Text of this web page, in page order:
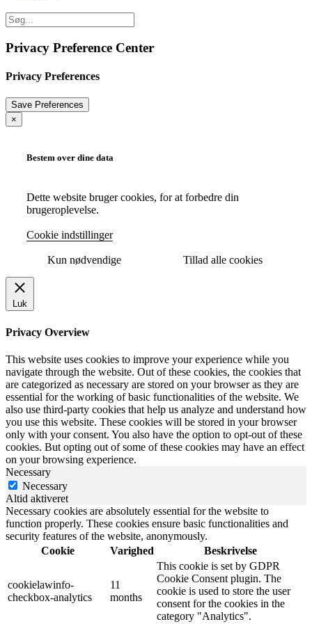
Privacy Preference Center
Privacy Preferences
×
Bestem over dine data
Dette website bruger cookies, for at forbedre din
brugeroplevelse.
Cookie indstillinger
Kun nødvendige Tillad alle cookies
Luk
Privacy Overview
This website uses cookies to improve your experience while you
navigate through the website. Out of these cookies, the cookies that
are categorized as necessary are stored on your browser as they are
essential for the working of basic functionalities of the website. We
also use third-party cookies that help us analyze and understand how
you use this website. These cookies will be stored in your browser
only with your consent. You also have the option to opt-out of these
cookies. But opting out of some of these cookies may have an effect
on your browsing experience.
Necessary
Necessary
Altid aktiveret
Necessary cookies are absolutely essential for the website to
function properly. These cookies ensure basic functionalities and
security features of the website, anonymously.
Cookie
Varighed Beskrivelse
cookielawinfo-
checkbox-analytics
11
months
This cookie is set by GDPR
Cookie Consent plugin. The
cookie is used to store the user
consent for the cookies in the
category "Analytics".